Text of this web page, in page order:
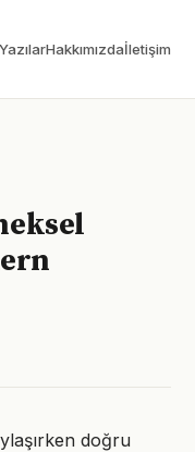
YazılarHakkımızdaİletişim
doğru